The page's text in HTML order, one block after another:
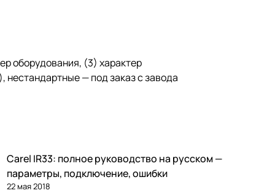
оборудования, (3) характер
— под заказ с завода
Автоматика и контроллеры
Carel IR33: полное руководство на русском —
параметры, подключение, ошибки
22 мая 2018